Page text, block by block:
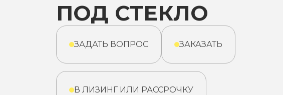
ПОД СТЕКЛО
ЗАДАТЬ ВОПРОС ЗАКАЗАТЬ
В ЛИЗИНГ ИЛИ РАССРОЧКУ